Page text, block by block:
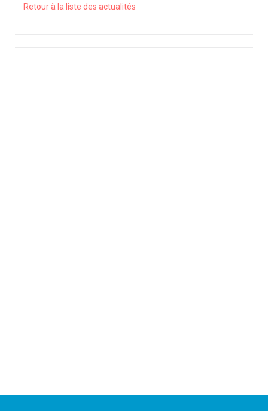
Retour à la liste des actualités